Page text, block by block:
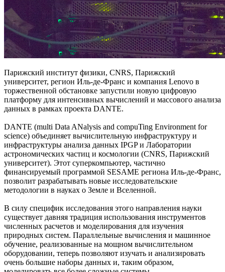
Парижский институт физики, CNRS, Парижский
университет, регион Иль-де-Франс и компания Lenovo в
торжественной обстановке запустили новую цифровую
платформу для интенсивных вычислений и массового анализа
данных в рамках проекта DANTE.
DANTE (multi Data ANalysis and compuTing Environment for
science) объединяет вычислительную инфраструктуру и
инфраструктуры анализа данных IPGP и Лаборатории
астрономических частиц и космологии (CNRS, Парижский
университет). Этот суперкомпьютер, частично
финансируемый программой SESAME региона Иль-де-Франс,
позволит разрабатывать новые исследовательские
методологии в науках о Земле и Вселенной.
В силу специфик исследования этого направления науки
существует давняя традиция использования инструментов
численных расчетов и моделирования для изучения
природных систем. Параллельные вычисления и машинное
обучение, реализованные на мощном вычислительном
оборудовании, теперь позволяют изучать и анализировать
очень большие наборы данных и, таким образом,